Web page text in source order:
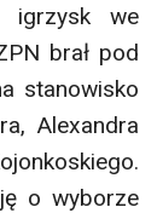
we
brał pod
stanowisko
Alexandra
o wyborze